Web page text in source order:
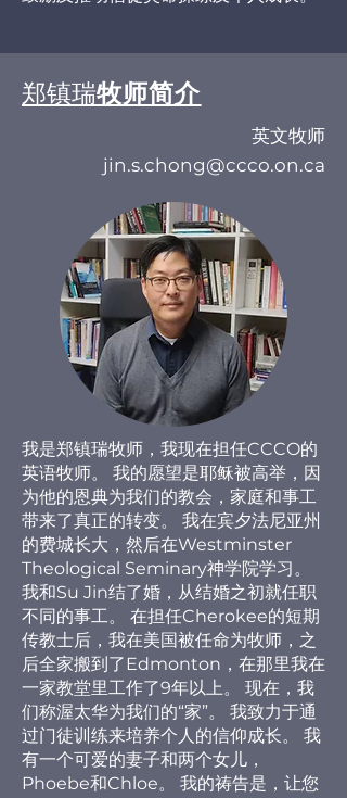
郑镇瑞牧师简介
英文牧师
jin.s.chong@ccco.on.ca
我是郑镇瑞牧师，我现在担任CCCO的
英语牧师。 我的愿望是耶稣被高举，因
为他的恩典为我们的教会，家庭和事工
带来了真正的转变。 我在宾夕法尼亚州
的费城长大，然后在Westminster
Theological Seminary神学院学习。
我和Su Jin结了婚，从结婚之初就任职
不同的事工。 在担任Cherokee的短期
传教士后，我在美国被任命为牧师，之
后全家搬到了Edmonton，在那里我在
一家教堂里工作了9年以上。 现在，我
们称渥太华为我们的“家”。 我致力于通
过门徒训练来培养个人的信仰成长。 我
有一个可爱的妻子和两个女儿，
Phoebe和Chloe。 我的祷告是，让您